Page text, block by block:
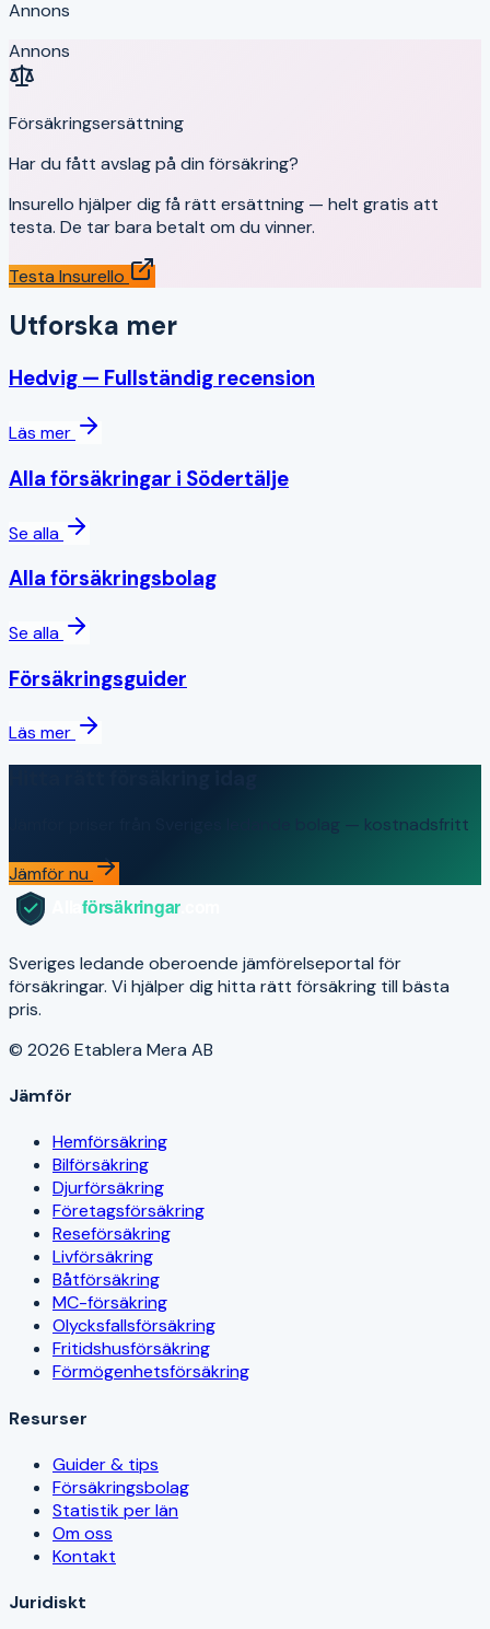
Annons
Annons
Försäkringsersättning
Har du fått avslag på din försäkring?
Insurello hjälper dig få rätt ersättning — helt gratis att
testa. De tar bara betalt om du vinner.
Testa Insurello
Utforska mer
Hedvig — Fullständig recension
Läs mer
Alla försäkringar i Södertälje
Se alla
Alla försäkringsbolag
Se alla
Försäkringsguider
Läs mer
Jämför priser från Sveriges ledande bolag — kostnadsfritt
Jämför nu
Sveriges ledande oberoende jämförelseportal för
försäkringar. Vi hjälper dig hitta rätt försäkring till bästa
pris.
© 2026 Etablera Mera AB
Jämför
Hemförsäkring
Bilförsäkring
Djurförsäkring
Företagsförsäkring
Reseförsäkring
Livförsäkring
Båtförsäkring
MC-försäkring
Olycksfallsförsäkring
Fritidshusförsäkring
Förmögenhetsförsäkring
Resurser
Guider & tips
Försäkringsbolag
Statistik per län
Om oss
Kontakt
Juridiskt